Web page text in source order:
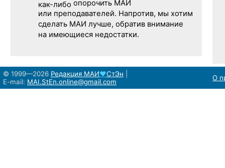
как-либо опорочить МАИ
или преподавателей. Напротив, мы хотим
сделать МАИ лучше, обратив внимание
на имеющиеся недостатки.
© 1999—2026 Редакция МАИ♥СтЭн
E-mail: MAI.StEn.online@gmail.com О